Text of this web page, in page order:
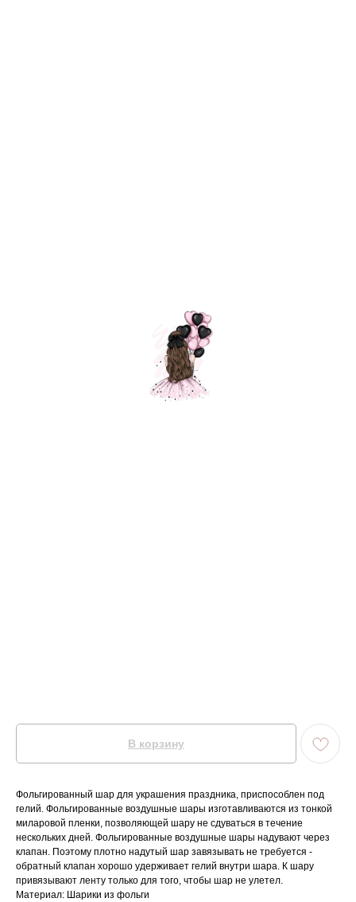
В корзину
Фольгированный шар для украшения праздника, приспособлен под
гелий. Фольгированные воздушные шары изготавливаются из тонкой
миларовой пленки, позволяющей шару не сдуваться в течение
нескольких дней. Фольгированные воздушные шары надувают через
клапан. Поэтому плотно надутый шар завязывать не требуется -
обратный клапан хорошо удерживает гелий внутри шара. К шару
привязывают ленту только для того, чтобы шар не улетел.
Материал: Шарики из фольги